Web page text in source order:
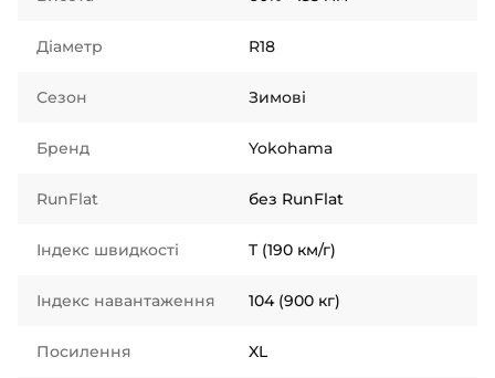
Діаметр R18
Сезон Зимові
Бренд Yokohama
RunFlat без RunFlat
Індекс швидкості T (190 км/г)
Індекс навантаження 104 (900 кг)
Посилення XL